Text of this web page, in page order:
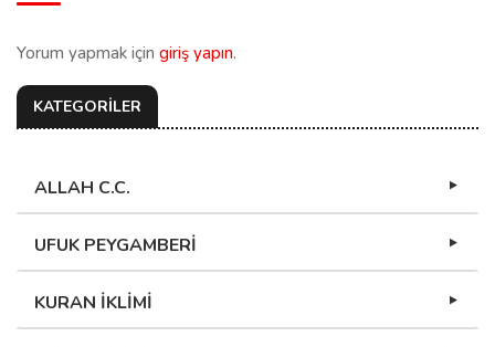
Yorum yapmak için giriş yapın.
KATEGORİLER
ALLAH C.C.
UFUK PEYGAMBERİ
KURAN İKLİMİ